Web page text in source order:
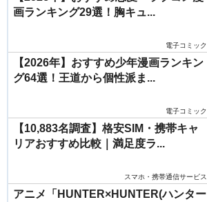
画ランキング29選！胸キュ...
電子コミック
【2026年】おすすめ少年漫画ランキン
グ64選！王道から個性派ま...
電子コミック
【10,883名調査】格安SIM・携帯キャ
リアおすすめ比較｜満足度ラ...
スマホ・携帯通信サービス
アニメ「HUNTER×HUNTER(ハンター